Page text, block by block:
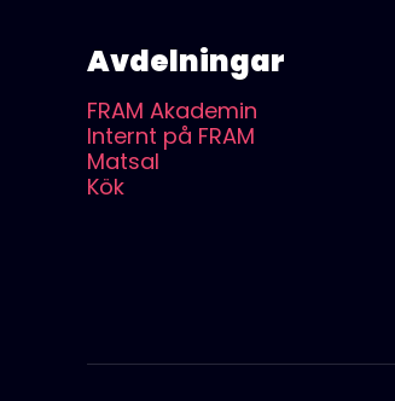
Avdelningar
FRAM Akademin
Internt på FRAM
Matsal
Kök